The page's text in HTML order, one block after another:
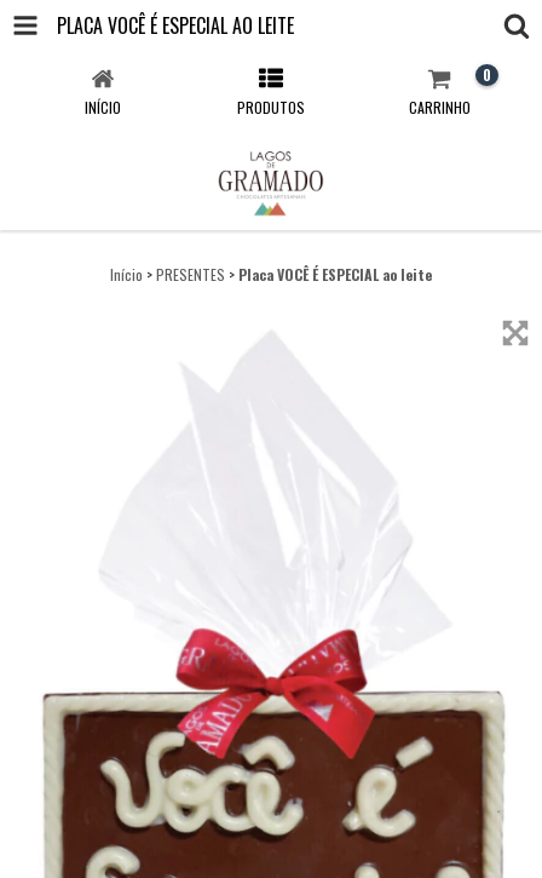
PLACA VOCÊ É ESPECIAL AO LEITE
INÍCIO PRODUTOS CARRINHO
0
Início >PRESENTES > Placa VOCÊ É ESPECIAL ao leite